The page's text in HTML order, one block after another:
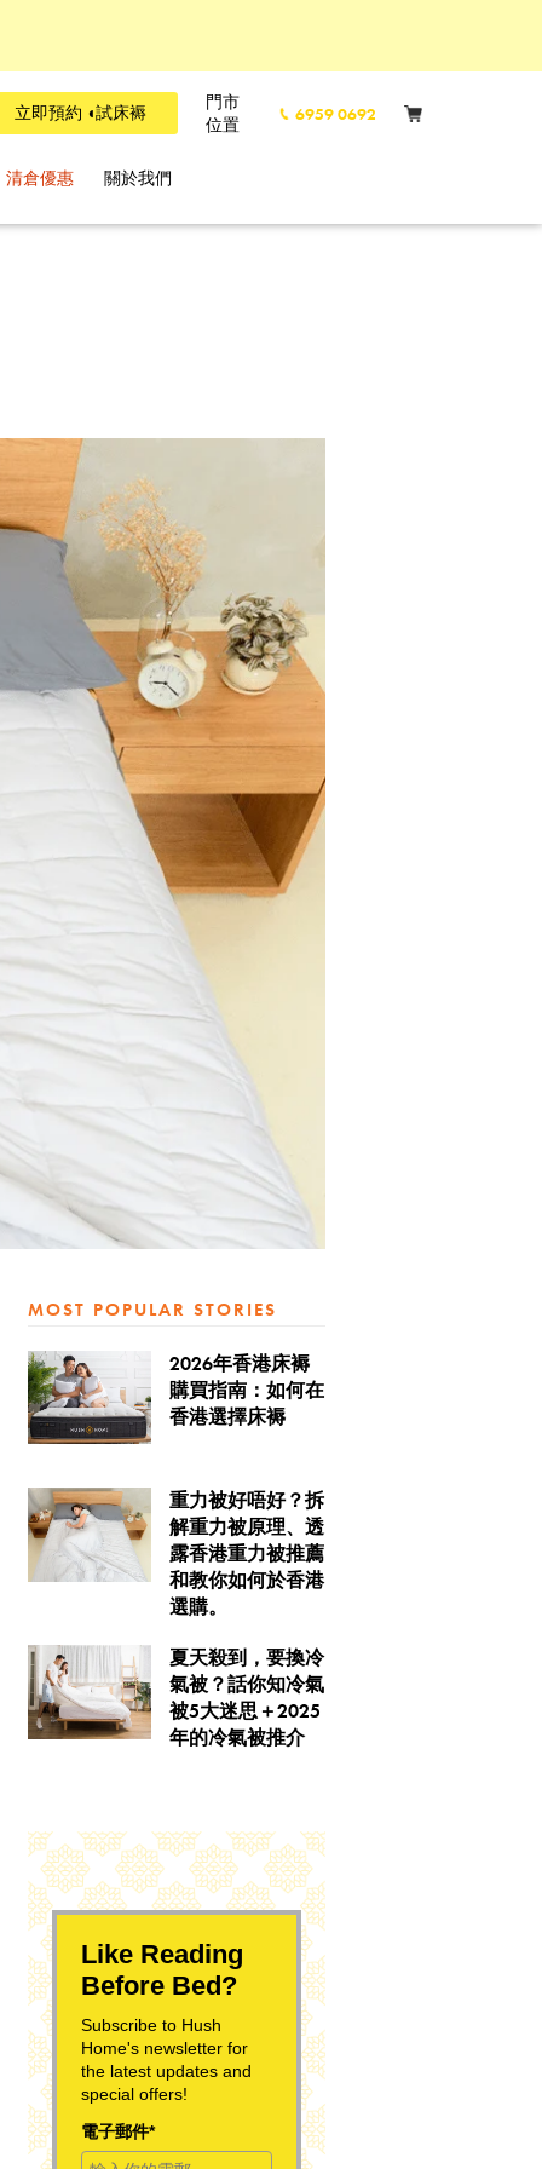
立即預約 ◖試床褥
門市
位置
6959 0692
清倉優惠 關於我們
MOST POPULAR STORIES
2026年香港床褥
購買指南：如何在
香港選擇床褥
重力被好唔好？拆
解重力被原理、透
露香港重力被推薦
和教你如何於香港
選購。
夏天殺到，要換冷
氣被？話你知冷氣
被5大迷思＋2025
年的冷氣被推介
Like Reading
Before Bed?
Subscribe to Hush
Home's newsletter for
the latest updates and
special offers!
電子郵件*